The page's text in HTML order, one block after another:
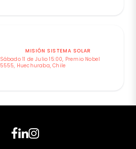
MISIÓN SISTEMA SOLAR
Sábado 11 de Julio 15:00, Premio Nobel
5555, Huechuraba, Chile